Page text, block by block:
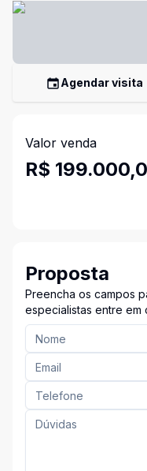
Agendar visita
Valor venda
R$
Proposta
Preencha os campos
especialistas entre em